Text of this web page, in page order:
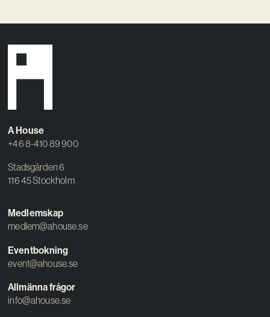
A House
+46 8-410 89 900
Stadsgården 6
116 45 Stockholm
Medlemskap
medlem@ahouse.se
Eventbokning
event@ahouse.se
Allmänna frågor
info@ahouse.se